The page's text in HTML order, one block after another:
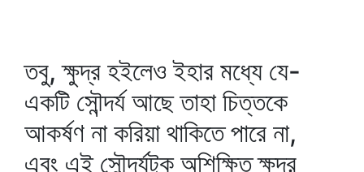
তবু, ক্ষুদ্র হইলেও ইহার মধ্যে যে-
একটি সৌন্দর্য আছে তাহা চিত্তকে
আকর্ষণ না করিয়া থাকিতে পারে না,
এবং এই সৌন্দর্যটুকু অশিক্ষিত ক্ষুদ্র